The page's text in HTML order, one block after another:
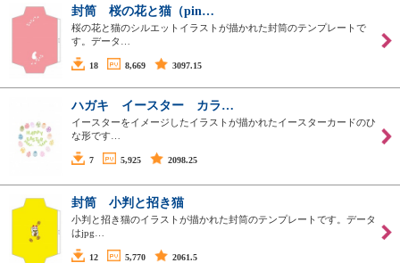
封筒 桜の花と猫（pin…
桜の花と猫のシルエットイラストが描かれた封筒のテンプレートで
す。データ…
18 8,669 3097.15
ハガキ イースター カラ…
イースターをイメージしたイラストが描かれたイースターカードのひ
な形です…
7 5,925 2098.25
封筒 小判と招き猫
小判と招き猫のイラストが描かれた封筒のテンプレートです。データ
はjpg…
12 5,770 2061.5